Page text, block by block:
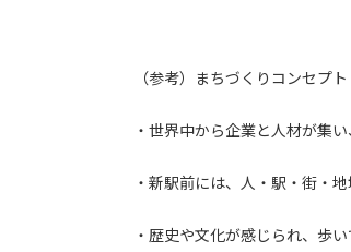
（参考）まちづくりコンセプト
・世界中から企業と人材が集
・新駅前には、人・駅・街・
・歴史や文化が感じられ、歩